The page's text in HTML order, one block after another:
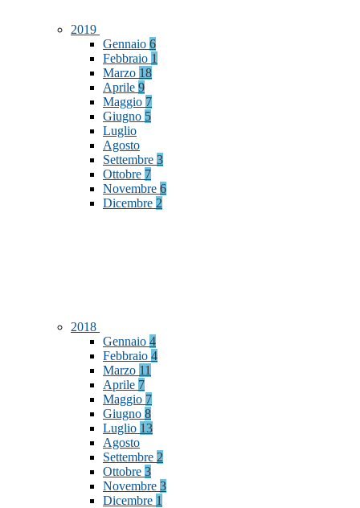
2019
Gennaio 6
Febbraio 1
Marzo 18
Aprile 9
Maggio 7
Giugno 5
Luglio
Agosto
Settembre 3
Ottobre 7
Novembre 6
Dicembre 2
2018
Gennaio 4
Febbraio 4
Marzo 11
Aprile 7
Maggio 7
Giugno 8
Luglio 13
Agosto
Settembre 2
Ottobre 3
Novembre 3
Dicembre 1